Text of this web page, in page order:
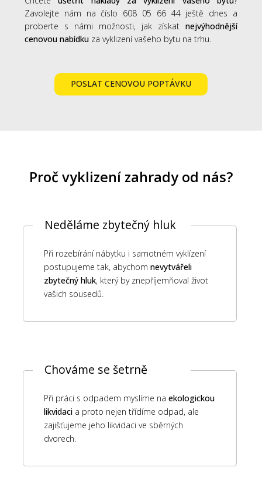
Zavolejte nám na číslo 608 05 66 44 ještě dnes a
proberte s námi možnosti, jak získat nejvýhodnější
cenovou nabídku za vyklizení vašeho bytu na trhu.
POSLAT CENOVOU POPTÁVKU
Proč vyklizení zahrady od nás?
Neděláme zbytečný hluk
Při rozebírání nábytku i samotném vyklízení
postupujeme tak, abychom nevytvářeli
zbytečný hluk, který by znepříjemňoval život
vašich sousedů.
Chováme se šetrně
Při práci s odpadem myslíme na ekologickou
likvidacia proto nejen třídíme odpad, ale
zajišťujeme jeho likvidaci ve sběrných
dvorech.